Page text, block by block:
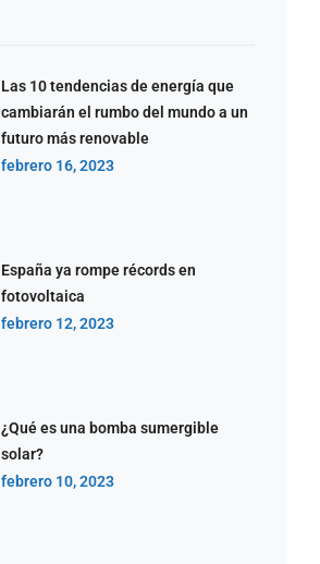
Las 10 tendencias de energía que
cambiarán el rumbo del mundo a un
futuro más renovable
febrero 16, 2023
España ya rompe récords en
fotovoltaica
febrero 12, 2023
¿Qué es una bomba sumergible
solar?
febrero 10, 2023